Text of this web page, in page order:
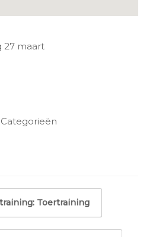
27 maart
Toertraining